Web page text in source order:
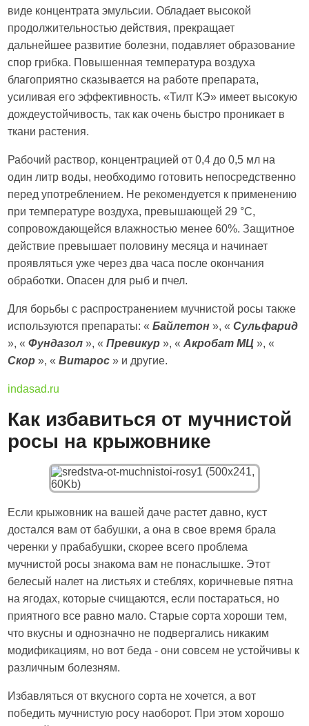
виде концентрата эмульсии. Обладает высокой
продолжительностью действия, прекращает
дальнейшее развитие болезни, подавляет образование
спор грибка. Повышенная температура воздуха
благоприятно сказывается на работе препарата,
усиливая его эффективность. «Тилт КЭ» имеет высокую
дождеустойчивость, так как очень быстро проникает в
ткани растения.
Рабочий раствор, концентрацией от 0,4 до 0,5 мл на
один литр воды, необходимо готовить непосредственно
перед употреблением. Не рекомендуется к применению
при температуре воздуха, превышающей 29 °C,
сопровождающейся влажностью менее 60%. Защитное
действие превышает половину месяца и начинает
проявляться уже через два часа после окончания
обработки. Опасен для рыб и пчел.
Для борьбы с распространением мучнистой росы также
используются препараты: «Байлетон», «Сульфарид
», «Фундазол», «Превикур», «Акробат МЦ», «
Скор», «Витарос» и другие.
indasad.ru
Как избавиться от мучнистой
росы на крыжовнике
Если крыжовник на вашей даче растет давно, куст
достался вам от бабушки, а она в свое время брала
черенки у прабабушки, скорее всего проблема
мучнистой росы знакома вам не понаслышке. Этот
белесый налет на листьях и стеблях, коричневые пятна
на ягодах, которые счищаются, если постараться, но
приятного все равно мало. Старые сорта хороши тем,
что вкусны и однозначно не подвергались никаким
модификациям, но вот беда - они совсем не устойчивы к
различным болезням.
Избавляться от вкусного сорта не хочется, а вот
победить мучнистую росу наоборот. При этом хорошо